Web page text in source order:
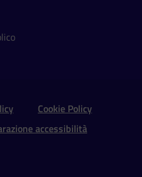
Utili e Social
Cookie Policy
accessibilità